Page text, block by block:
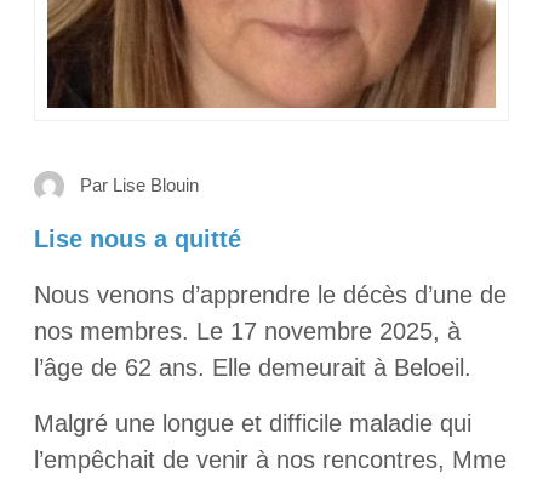
Par Lise Blouin
Lise nous a quitté
Nous venons d’apprendre le décès d’une de
nos membres. Le 17 novembre 2025, à
l’âge de 62 ans. Elle demeurait à Beloeil.
Malgré une longue et difficile maladie qui
l’empêchait de venir à nos rencontres, Mme